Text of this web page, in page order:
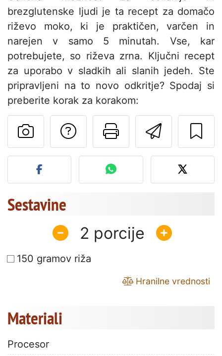
brezglutenske ljudi je ta recept za domačo
riževo moko, ki je praktičen, varčen in
narejen v samo 5 minutah. Vse, kar
potrebujete, so riževa zrna. Ključni recept
za uporabo v sladkih ali slanih jedeh. Ste
pripravljeni na to novo odkritje? Spodaj si
preberite korak za korakom:
Pošlji
Natisni to
Postavite
Objavite svojo fotografijo
Sestavine
2
150 gramov riža
Hranilne vrednosti
Materiali
Procesor